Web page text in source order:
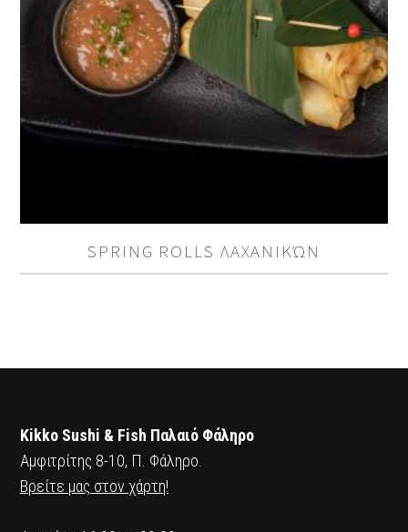
SPRING ROLLS ΛΑΧΑΝΙΚΏΝ
Kikko Sushi & Fish Παλαιό Φάληρο
Αμφιτρίτης 8-10, Π. Φάληρο.
Βρείτε μας στον χάρτη!